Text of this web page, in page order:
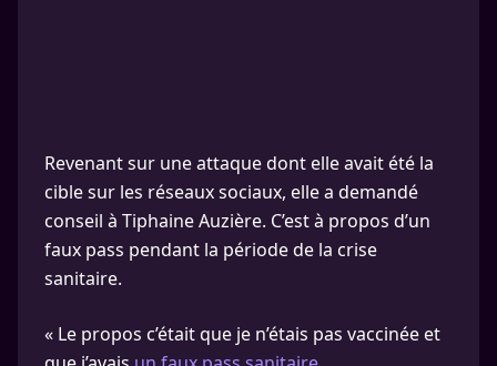
Revenant sur une attaque dont elle avait été la
cible sur les réseaux sociaux, elle a demandé
conseil à Tiphaine Auzière. C’est à propos d’un
faux pass pendant la période de la crise
sanitaire.
« Le propos c’était que je n’étais pas vaccinée et